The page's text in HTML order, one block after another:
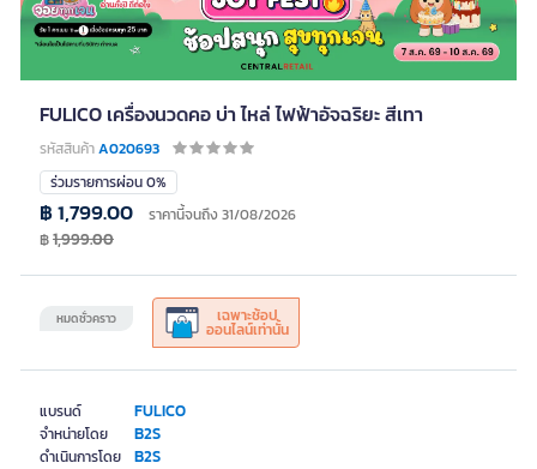
FULICO เครื่องนวดคอ บ่า ไหล่ ไฟฟ้าอัจฉริยะ สีเทา
รหัสสินค้าA020693
แบรนด์ FULICO
จำหน่ายโดย B2S
ดำเนินการโดย B2S
ร่วมรายการผ่อน 0%
หมดชั่วคราว เฉพาะช้อป
ออนไลน์เท่านั้น
฿ 1,799.00 ราคานี้จนถึง 31/08/2026
฿1,999.00